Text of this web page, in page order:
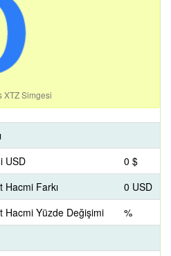
XTZ Simgesi
USD
0 $
Hacmi Farkı
0 USD
Hacmi Yüzde Değişimi
%